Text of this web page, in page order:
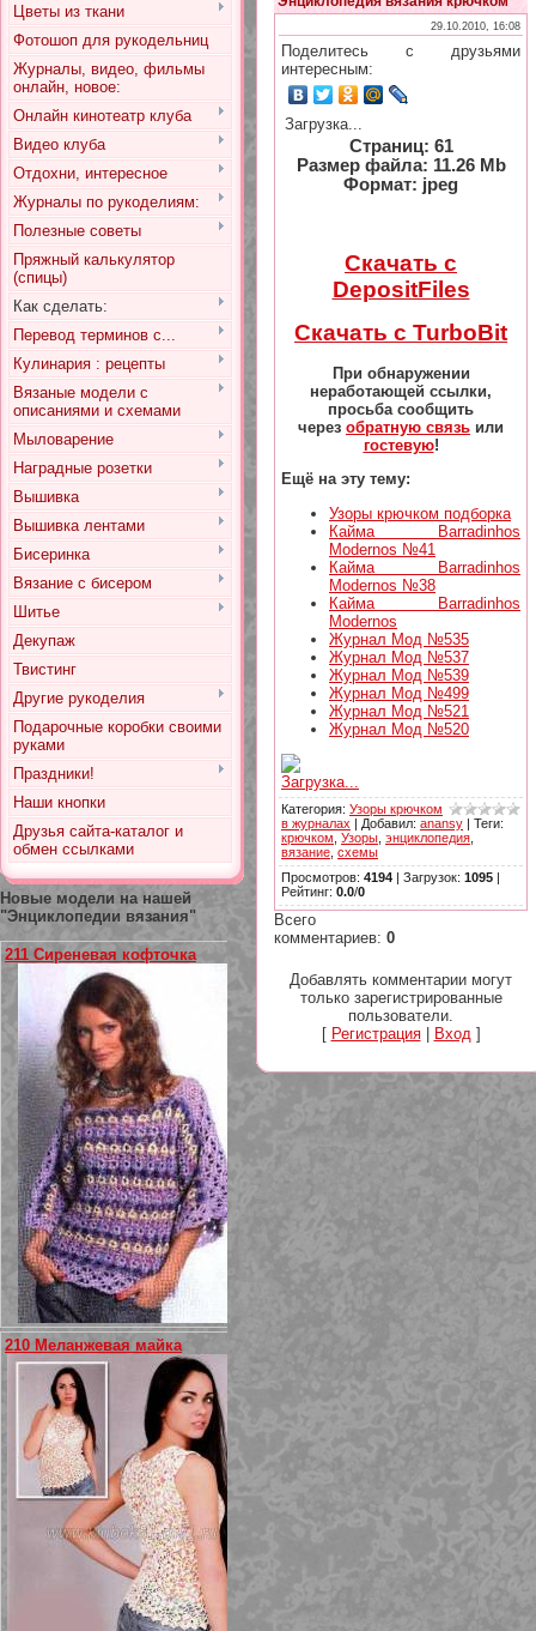
Цветы из ткани
Фотошоп для рукодельниц
Журналы, видео, фильмы
онлайн, новое:
Онлайн кинотеатр клуба
Видео клуба
Отдохни, интересное
Журналы по рукоделиям:
Полезные советы
Пряжный калькулятор
(спицы)
Как сделать:
Перевод терминов с...
Кулинария : рецепты
Вязаные модели с
описаниями и схемами
Мыловарение
Наградные розетки
Вышивка
Вышивка лентами
Бисеринка
Вязание с бисером
Шитье
Декупаж
Твистинг
Другие рукоделия
Подарочные коробки своими
руками
Праздники!
Наши кнопки
Друзья сайта-каталог и
обмен ссылками
Новые модели на нашей
"Энциклопедии вязания"
211 Сиреневая кофточка
210 Меланжевая майка
29.10.2010, 16:08
Поделитесь с друзьями
интересным:
Загрузка...
Страниц: 61
Размер файла: 11.26 Mb
Формат: jpeg
Скачать с
DepositFiles
Скачать с TurboBit
При обнаружении
неработающей ссылки,
просьба сообщить
через обратную связь или
гостевую!
Ещё на эту тему:
Узоры крючком подборка
Кайма Barradinhos
Modernos №41
Кайма Barradinhos
Modernos №38
Кайма Barradinhos
Modernos
Журнал Мод №535
Журнал Мод №537
Журнал Мод №539
Журнал Мод №499
Журнал Мод №521
Журнал Мод №520
Загрузка...
Категория: Узоры крючком
в журналах | Добавил: anansy | Теги:
крючком Узоры энциклопедия
вязание схемы
Просмотров: 4194 | Загрузок: 1095 |
Рейтинг: 0.0/0
Всего
комментариев: 0
Добавлять комментарии могут
только зарегистрированные
пользователи.
[ Регистрация| Вход]